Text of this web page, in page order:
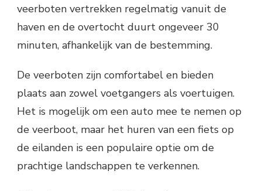
veerboten vertrekken regelmatig vanuit de
haven en de overtocht duurt ongeveer 30
minuten, afhankelijk van de bestemming.
De veerboten zijn comfortabel en bieden
plaats aan zowel voetgangers als voertuigen.
Het is mogelijk om een auto mee te nemen op
de veerboot, maar het huren van een fiets op
de eilanden is een populaire optie om de
prachtige landschappen te verkennen.